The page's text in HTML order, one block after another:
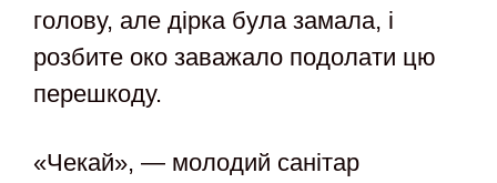
голову, але дірка була замала, і
розбите око заважало подолати цю
перешкоду.
«Чекай», — молодий санітар